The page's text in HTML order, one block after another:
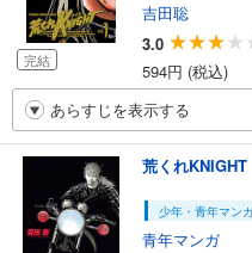
完結
吉田聡
3.0
594円 (税込)
あらすじを表示する
荒くれ
少年・青年マン
青年マンガ